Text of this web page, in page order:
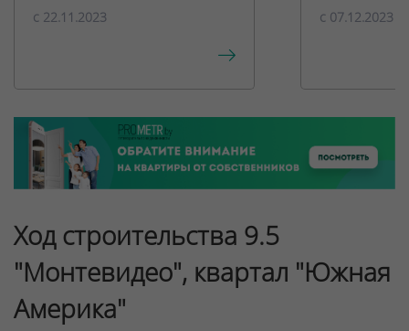
c 22.11.2023 c 07.12.2023
Ход строительства 9.5
"Монтевидео", квартал "Южная
Америка"